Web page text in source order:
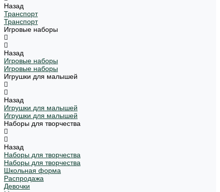
Назад
Транспорт
Транспорт
Игровые наборы
Назад
Игровые наборы
Игровые наборы
Игрушки для малышей
Назад
Игрушки для малышей
Игрушки для малышей
Наборы для творчества
Назад
Наборы для творчества
Наборы для творчества
Школьная форма
Распродажа
Девочки